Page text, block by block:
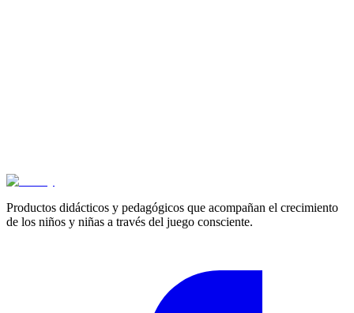
Cotizar
Productos didácticos y pedagógicos que acompañan el crecimiento
de los niños y niñas a través del juego consciente.